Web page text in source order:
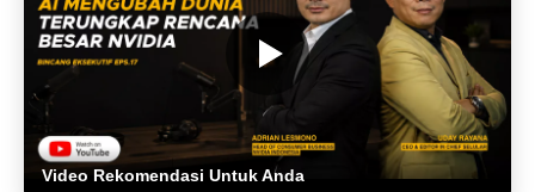
Video Rekomendasi Untuk Anda